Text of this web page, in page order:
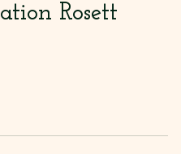
Rosett